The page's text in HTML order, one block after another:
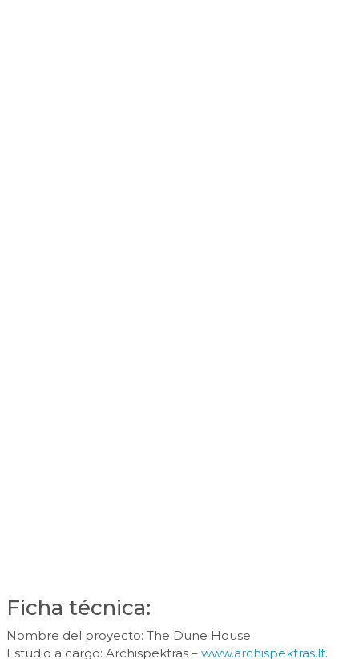
Ficha técnica:
Nombre del proyecto: The Dune House.
Estudio a cargo: Archispektras – www.archispektras.lt.